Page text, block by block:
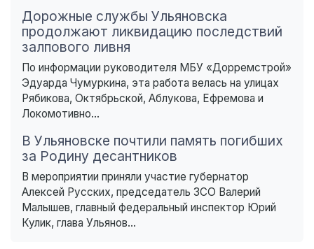
Дорожные службы Ульяновска
продолжают ликвидацию последствий
залпового ливня
По информации руководителя МБУ «Дорремстрой»
Эдуарда Чумуркина, эта работа велась на улицах
Рябикова, Октябрьской, Аблукова, Ефремова и
Локомотивно...
В Ульяновске почтили память погибших
за Родину десантников
В мероприятии приняли участие губернатор
Алексей Русских, председатель ЗСО Валерий
Малышев, главный федеральный инспектор Юрий
Кулик, глава Ульянов...